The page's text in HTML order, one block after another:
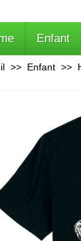
Enfant
Enfant